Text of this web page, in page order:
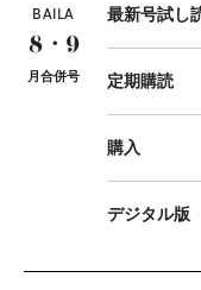
BAILA
8・9
月合併号
最新号試し
定期購読
購入
デジタル版